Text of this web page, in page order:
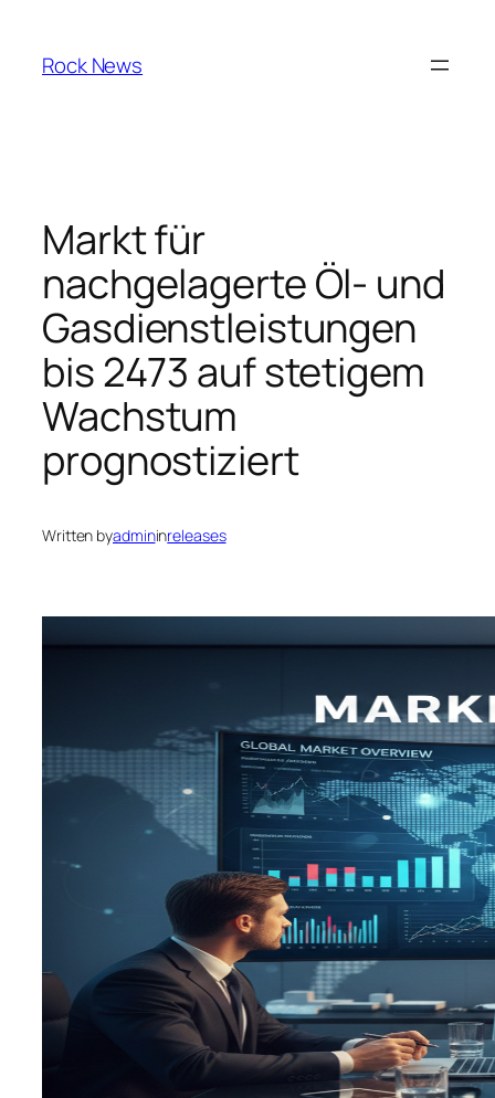
content
Rock News
Markt für
nachgelagerte Öl- und
Gasdienstleistungen
bis 2473 auf stetigem
Wachstum
prognostiziert
Written byadmininreleases